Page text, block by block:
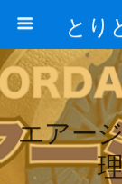
エアー